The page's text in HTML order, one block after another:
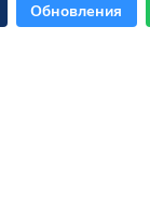
Обновления